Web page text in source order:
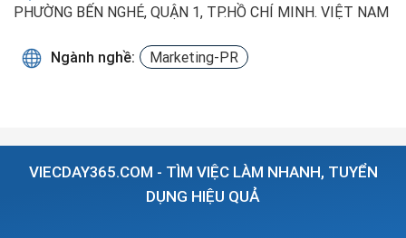
PHƯỜNG BẾN NGHÉ, QUẬN 1, TP.HỒ CHÍ MINH. VIỆT NAM
Ngành nghề: Marketing-PR
VIECDAY365.COM - TÌM VIỆC LÀM NHANH, TUYỂN
DỤNG HIỆU QUẢ